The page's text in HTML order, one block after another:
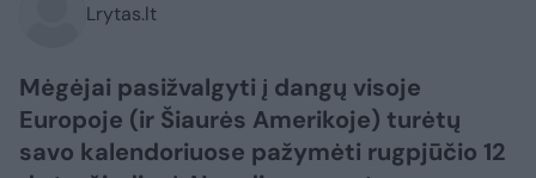
Lrytas.lt
Mėgėjai pasižvalgyti į dangų visoje
Europoje (ir Šiaurės Amerikoje) turėtų
savo kalendoriuose pažymėti rugpjūčio 12